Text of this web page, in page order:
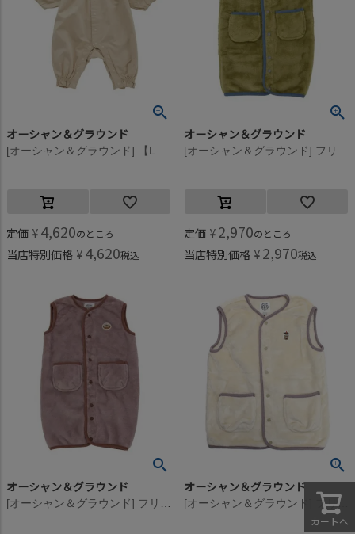
オーシャン＆グラウンド
定価 ¥ 4,620のところ
当店特別価格 ¥ 4,620税込
オーシャン＆グラウンド
定価 ¥ 2,970のところ
当店特別価格 ¥ 2,970税込
オーシャン＆グラウンド オーシャン＆グラウンド
[オーシャン＆グラウンド] フリースワッペンスリーパー オフホワイト(OW)
カートへ